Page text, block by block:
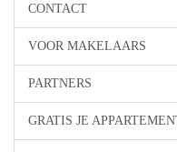
CONTACT
VOOR MAKELAARS
PARTNERS
GRATIS JE